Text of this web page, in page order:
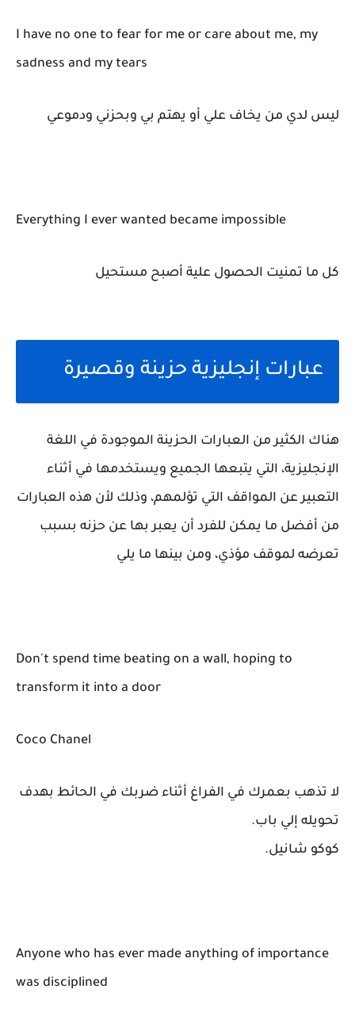
I have no one to fear for me or care about me, my
sadness and my tears
ليس لدي من يخاف علي أو يهتم بي وبحزني ودموعي
Everything I ever wanted became impossible
كل ما تمنيت الحصول علية أصبح مستحيل
عبارات إنجليزية حزينة وقصيرة
هناك الكثير من العبارات الحزينة الموجودة في اللغة
الإنجليزية، التي يتبعها الجميع ويستخدمها في أثناء
التعبير عن المواقف التي تؤلمهم، وذلك لأن هذه العبارات
من أفضل ما يمكن للفرد أن يعبر بها عن حزنه بسبب
تعرضه لموقف مؤذي، ومن بينها ما يلي
Don't spend time beating on a wall, hoping to
transform it into a door
Coco Chanel
لا تذهب بعمرك في الفراغ أثناء ضربك في الحائط بهدف
تحويله إلي باب.
كوكو شانيل.
Anyone who has ever made anything of importance
was disciplined